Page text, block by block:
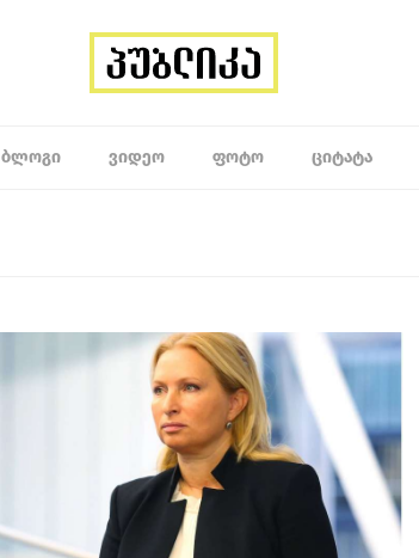
ᲑᲚᲝᲒᲘ ᲕᲘᲓᲔᲝ ᲤᲝᲢᲝ ᲪᲘᲢᲐᲢᲐ